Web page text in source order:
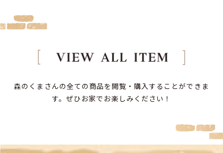
森のくまさんの全ての商品を閲覧・購入することができま
す。ぜひお家でお楽しみください！